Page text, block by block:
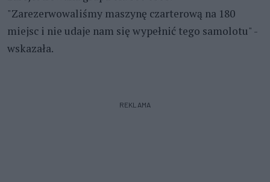
"Zarezerwowaliśmy maszynę czarterową na 180
miejsc i nie udaje nam się wypełnić tego samolotu" -
wskazała.
REKLAMA